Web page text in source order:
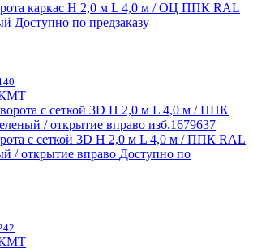
каркас H 2,0 м L 4,0 м / ОЦ ППК RAL
Доступно по предзаказу
с сеткой 3D H 2,0 м L 4,0 м / ППК RAL
/ открытие вправо Доступно по